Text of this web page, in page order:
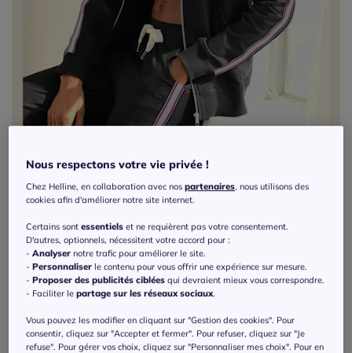
Veste sweat à col montant avec rayures et
Réf : 276.286.002 4.8/5 - 4
Couleur :noir
Choisir une couleur :
Nous respectons votre vie privée !
Chez Helline, en collaboration avec nospartenaires , nous utilisons des
cookies afin d'améliorer notre site internet.
Certains sontessentiels et ne requièrent pas votre consentement.
D'autres, optionnels, nécessitent votre accord pour :
-Analyser notre trafic pour améliorer le site.
-Personnaliser le contenu pour vous offrir une expérience sur mesure.
-Proposer des publicités ciblées qui devraient mieux vous correspondre.
- Faciliter lepartage sur les réseaux sociaux
Vous pouvez les modifier en cliquant sur "Gestion des cookies". Pour
consentir, cliquez sur "Accepter et fermer". Pour refuser, cliquez sur "Je
refuse". Pour gérer vos choix, cliquez sur "Personnaliser mes choix". Pour en